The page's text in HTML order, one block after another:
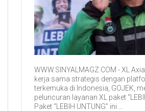
WWW.SINYALMAGZ.COM - XL
kerja sama strategis dengan
terkemuka di Indonesia, GOJEK,
peluncuran layanan XL paket
Paket “LEBIH UNTUNG” ini ...